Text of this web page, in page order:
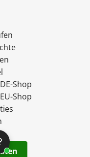
Shop
Shop